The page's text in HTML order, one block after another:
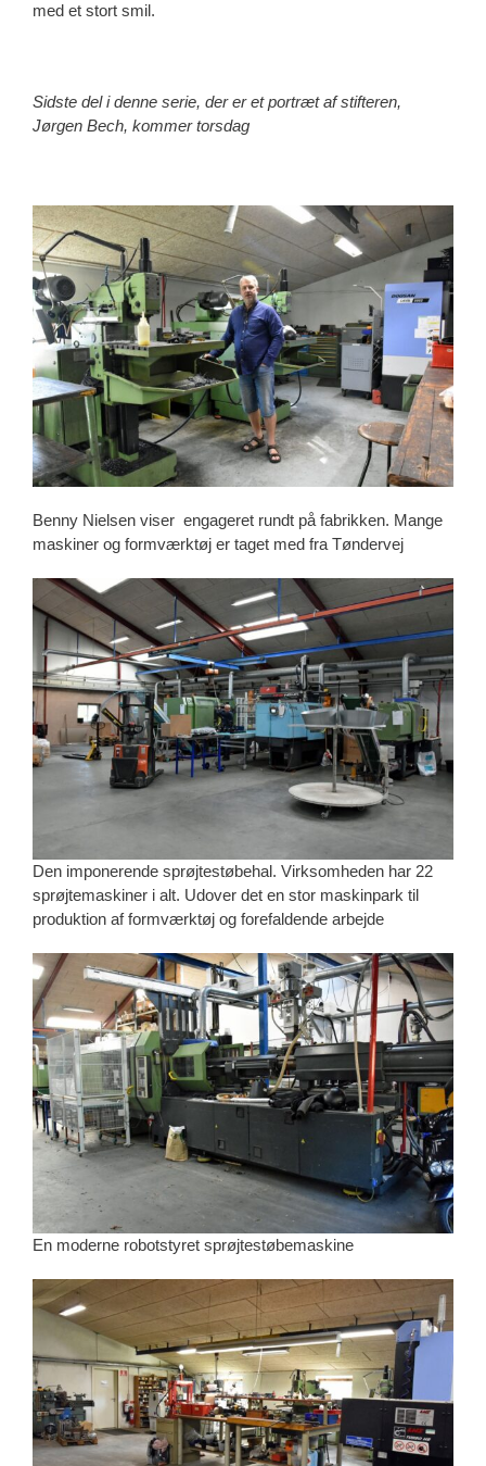
med et stort smil.
Sidste del i denne serie, der er et portræt af stifteren,
Jørgen Bech, kommer torsdag
Benny Nielsen viser engageret rundt på fabrikken. Mange
maskiner og formværktøj er taget med fra Tøndervej
Den imponerende sprøjtestøbehal. Virksomheden har 22
sprøjtemaskiner i alt. Udover det en stor maskinpark til
produktion af formværktøj og forefaldende arbejde
En moderne robotstyret sprøjtestøbemaskine